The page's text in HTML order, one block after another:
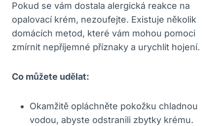
Pokud⁤ se vám dostala alergická‌ reakce na‍
opalovací krém, nezoufejte. ⁣Existuje několik‌
domácích metod, ⁤které ⁤vám mohou pomoci
zmírnit nepříjemné příznaky a urychlit hojení.
Co můžete udělat:
Okamžitě opláchněte pokožku chladnou‌
vodou, ‍abyste odstranili zbytky ⁤krému.